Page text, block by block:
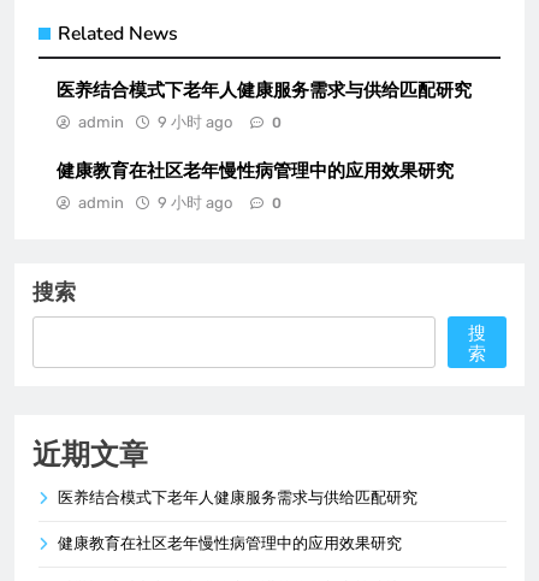
Related News
医养结合模式下老年人健康服务需求与供给匹配研究
admin 9 小时 ago 0
健康教育在社区老年慢性病管理中的应用效果研究
admin 9 小时 ago 0
搜索
搜
索
近期文章
医养结合模式下老年人健康服务需求与供给匹配研究
健康教育在社区老年慢性病管理中的应用效果研究